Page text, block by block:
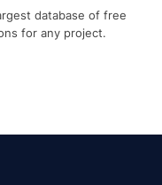
database of free
for any project.